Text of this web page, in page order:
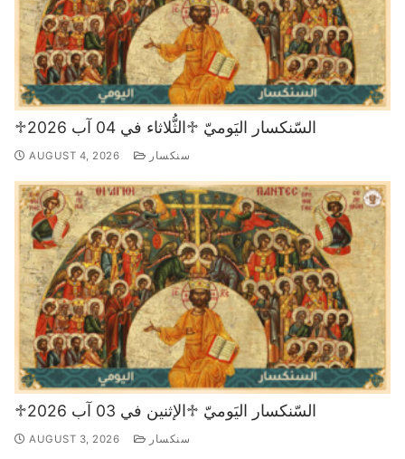
♱السّنكسار اليَوميّ ♱الثُّلاثاء في 04 آب 2026
AUGUST 4, 2026 سنكسار
♱السّنكسار اليَوميّ ♱الإثنين في 03 آب 2026
AUGUST 3, 2026 سنكسار